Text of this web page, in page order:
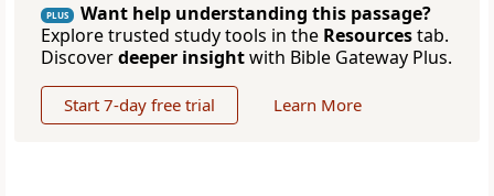
PLUS
Want help understanding this passage?
Explore trusted study tools in the Resourcestab.
Discoverdeeper insightwith Bible Gateway Plus.
Start 7-day free trial Learn More